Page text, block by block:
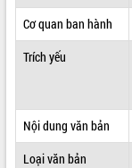
HỆ THỐNG VĂN BẢN
VĂN BẢN HĐND TỈNH
QUY HOẠCH - KẾ HOẠCH
Cơ quan ban hành
Trích yếu
Nội dung văn bản
Loại văn bản